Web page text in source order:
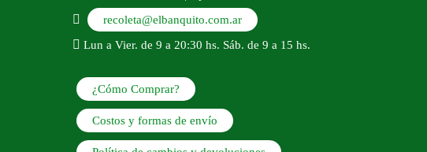
recoleta@elbanquito.com.ar
Lun a Vier. de 9 a 20:30 hs. Sáb. de 9 a 15 hs.
¿Cómo Comprar?
Costos y formas de envío